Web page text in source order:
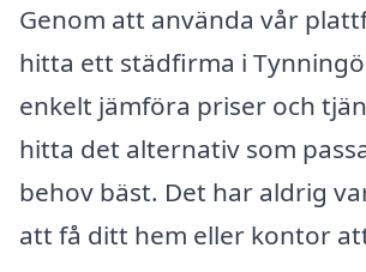
Genom att använda vår
hitta ett städfirma i
enkelt jämföra priser och
hitta det alternativ som
behov bäst. Det har aldrig
att få ditt hem eller kontor